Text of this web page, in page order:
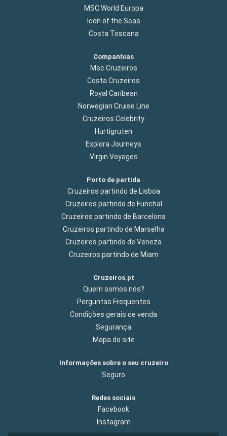
MSC World Europa
Icon of the Seas
Costa Toscana
Companhias
Msc Cruzeiros
Costa Cruzeiros
Royal Caribean
Norwegian Cruise Line
Cruzeiros Celebrity
Hurtigruten
Explora Journeys
Virgin Voyages
Porto de partida
Cruzeiros partindo de Lisboa
Cruzeiros partindo de Funchal
Cruzeiros partindo de Barcelona
Cruzeiros partindo de Marselha
Cruzeiros partindo de Veneza
Cruzeiros partindo de Miam
Cruzeiros.pt
Quem somos nós?
Perguntas Frequentes
Condições gerais de venda
Segurança
Mapa do site
Informações sobre o seu cruzeiro
Seguro
Redes sociais
Facebook
Instagram